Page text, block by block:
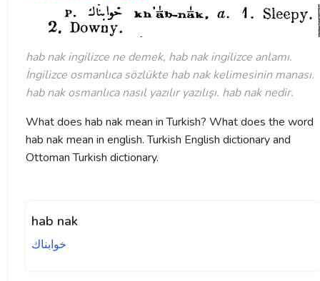
hab nak ingilizce ne demek, hab nak ingilizce anlamı.
İngilizce osmanlıca sözlükte hab nak kelimesinin manası.
hab nak osmanlıca nasıl yazılır yazılışı. hab nak nedir.
What does hab nak mean in Turkish? What does the word
hab nak mean in english. Turkish English dictionary and
Ottoman Turkish dictionary.
hab nak
خوابناك